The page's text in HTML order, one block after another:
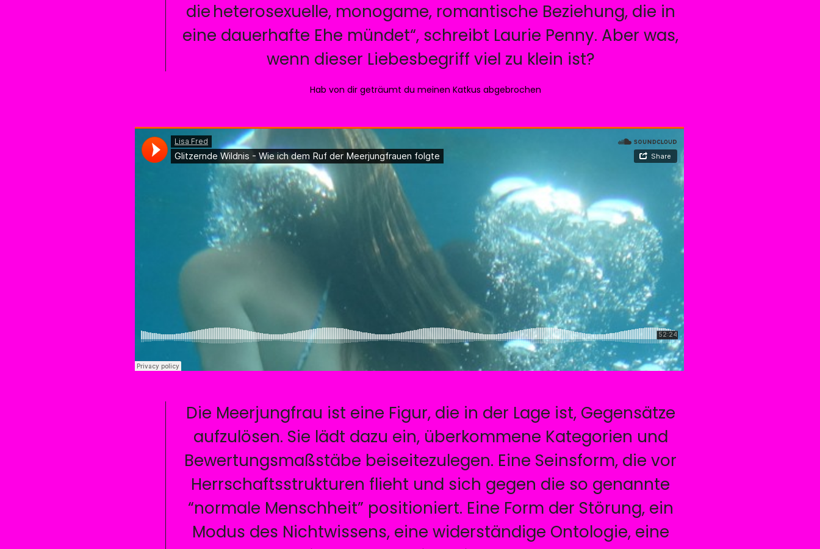
die heterosexuelle, monogame, romantische Beziehung, die in
eine dauerhafte Ehe mündet“, schreibt Laurie Penny. Aber was,
wenn dieser Liebesbegriff viel zu klein ist?
Hab von dir geträumt du meinen Katkus abgebrochen
Die Meerjungfrau ist eine Figur, die in der Lage ist, Gegensätze
aufzulösen. Sie lädt dazu ein, überkommene Kategorien und
Bewertungsmaßstäbe beiseitezulegen. Eine Seinsform, die vor
Herrschaftsstrukturen flieht und sich gegen die so genannte
“normale Menschheit” positioniert. Eine Form der Störung, ein
Modus des Nichtwissens, eine widerständige Ontologie, eine